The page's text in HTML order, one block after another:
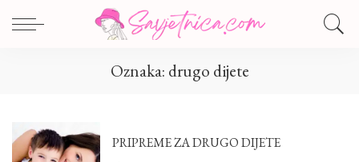
Oznaka: drugo dijete
PRIPREME ZA DRUGO DIJETE